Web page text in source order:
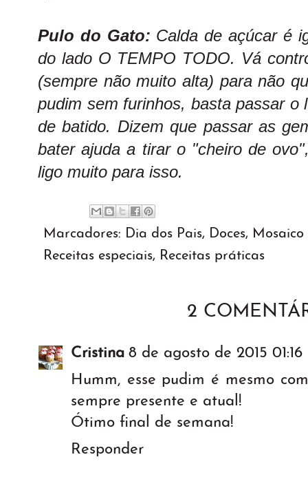
Pulo do Gato: Calda de açúcar é
do lado O TEMPO TODO. Vá
(sempre não muito alta) para não
pudim sem furinhos, basta passar o
de batido. Dizem que passar as
bater ajuda a tirar o "cheiro de
ligo muito para isso.
Marcadores: Dia dos Pais, Doces, Mosaico
Receitas especiais, Receitas práticas
2
Cristina 8 de agosto de 2015 01:16
Humm, esse pudim é mesmo
sempre presente e atual!
Ótimo final de semana!
Responder